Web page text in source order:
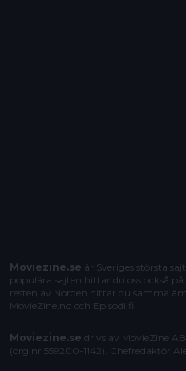
Moviezine.se är Sveriges största
populära sajten hittar du oss också
resten av Norden hittar du samma
MovieZine.no och Episodi.fi
Moviezine.se drivs av MovieZine
(org.nr 559200-1142). Chefredaktör